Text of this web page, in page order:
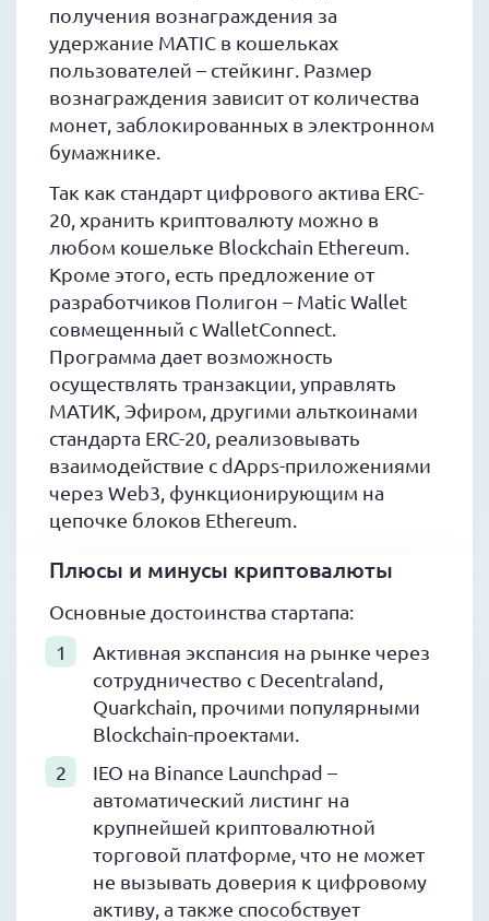
получения вознаграждения за
удержание MATIC в кошельках
пользователей – стейкинг. Размер
вознаграждения зависит от количества
монет, заблокированных в электронном
бумажнике.
Так как стандарт цифрового актива ERC-
20, хранить криптовалюту можно в
любом кошельке Blockchain Ethereum.
Кроме этого, есть предложение от
разработчиков Полигон – Matic Wallet
совмещенный с WalletConnect.
Программа дает возможность
осуществлять транзакции, управлять
МАТИК, Эфиром, другими альткоинами
стандарта ERC-20, реализовывать
взаимодействие с dApps-приложениями
через Web3, функционирующим на
цепочке блоков Ethereum.
Плюсы и минусы криптовалюты
Основные достоинства стартапа:
Активная экспансия на рынке через
сотрудничество с Decentraland,
Quarkchain, прочими популярными
Blockchain-проектами.
IEO на Binance Launchpad –
автоматический листинг на
крупнейшей криптовалютной
торговой платформе, что не может
не вызывать доверия к цифровому
активу, а также способствует